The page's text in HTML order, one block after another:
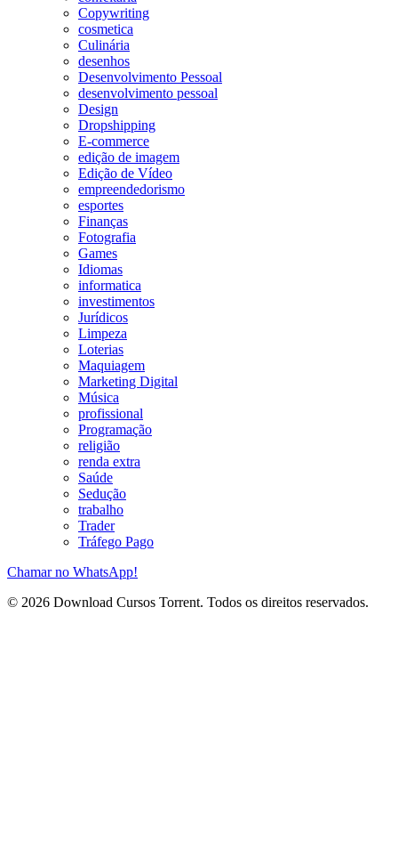
Copywriting
cosmetica
Culinária
desenhos
Desenvolvimento Pessoal
desenvolvimento pessoal
Design
Dropshipping
E-commerce
edição de imagem
Edição de Vídeo
empreendedorismo
esportes
Finanças
Fotografia
Games
Idiomas
informatica
investimentos
Jurídicos
Limpeza
Loterias
Maquiagem
Marketing Digital
Música
profissional
Programação
religião
renda extra
Saúde
Sedução
trabalho
Trader
Tráfego Pago
Chamar no WhatsApp!
© 2026 Download Cursos Torrent. Todos os direitos reservados.